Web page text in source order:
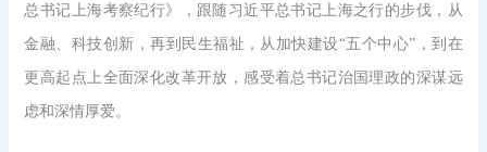
总书记上海考察纪行》，跟随习近平总书记上海之行的步伐，从
金融、科技创新，再到民生福祉，从加快建设“五个中心”，到在
更高起点上全面深化改革开放，感受着总书记治国理政的深谋远
虑和深情厚爱。